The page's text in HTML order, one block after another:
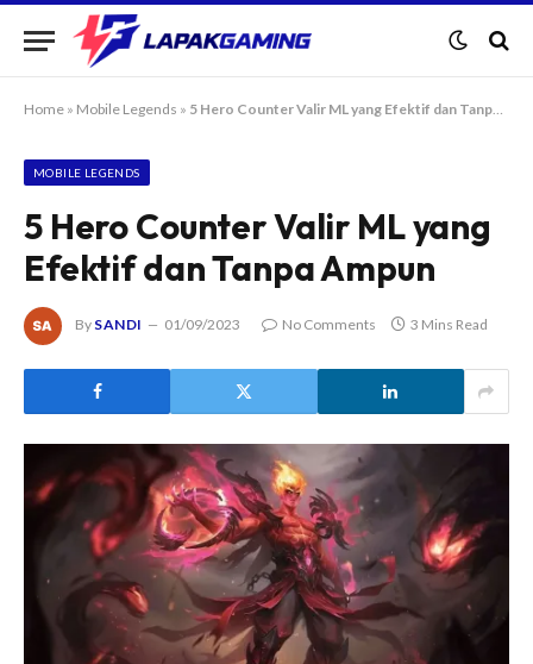
Home » Mobile Legends » 5 Hero Counter Valir ML yang Efektif dan Tanpa Ampun
MOBILE LEGENDS
5 Hero Counter Valir ML yang
Efektif dan Tanpa Ampun
By SANDI 01/09/2023 No Comments 3 Mins Read